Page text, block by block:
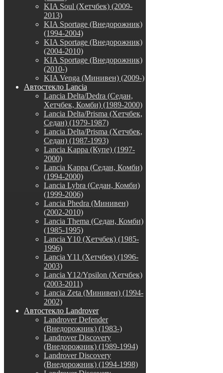
KIA Soul (Хетчбек) (2009-
2013)
KIA Sportage (Внедорожник)
(1994-2004)
KIA Sportage (Внедорожник)
(2004-2010)
KIA Sportage (Внедорожник)
(2010-)
KIA Venga (Минивен) (2009-)
Автостекло Lancia
Lancia Delta/Dedra (Седан,
Хетчбек, Комби) (1989-2000)
Lancia Delta/Prisma (Хетчбек,
Седан) (1979-1987)
Lancia Delta/Prisma (Хетчбек,
Седан) (1987-1993)
Lancia Kappa (Купе) (1997-
2000)
Lancia Kappa (Седан, Комби)
(1994-2000)
Lancia Lybra (Седан, Комби)
(1999-2006)
Lancia Phedra (Минивен)
(2002-2010)
Lancia Thema (Седан, Комби)
(1985-1995)
Lancia Y10 (Хетчбек) (1985-
1996)
Lancia Y11 (Хетчбек) (1996-
2003)
Lancia Y12/Ypsilon (Хетчбек)
(2003-2011)
Lancia Zeta (Минивен) (1994-
2002)
Автостекло Landrover
Landrover Defender
(Внедорожник) (1983-)
Landrover Discovery
(Внедорожник) (1989-1994)
Landrover Discovery
(Внедорожник) (1994-1998)